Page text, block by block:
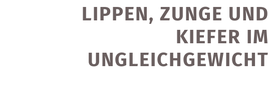
LIPPEN, ZUNGE UND
KIEFER IM
UNGLEICHGEWICHT